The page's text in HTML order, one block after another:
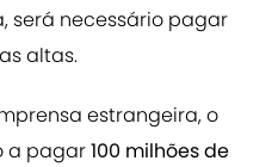
será necessário pagar
altas.
estrangeira, o
a pagar100 milhões de